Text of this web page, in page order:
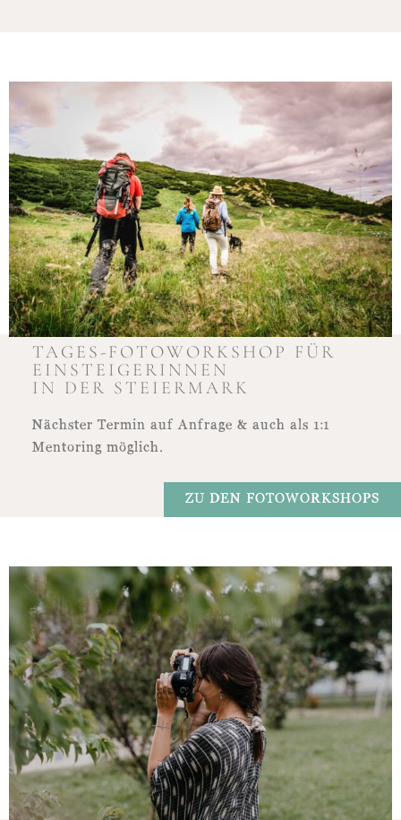
TAGES-FOTOWORKSHOP FÜR
EINSTEIGERINNEN
IN DER STEIERMARK
Nächster Termin auf Anfrage & auch als 1:1
Mentoring möglich.
ZU DEN FOTOWORKSHOPS